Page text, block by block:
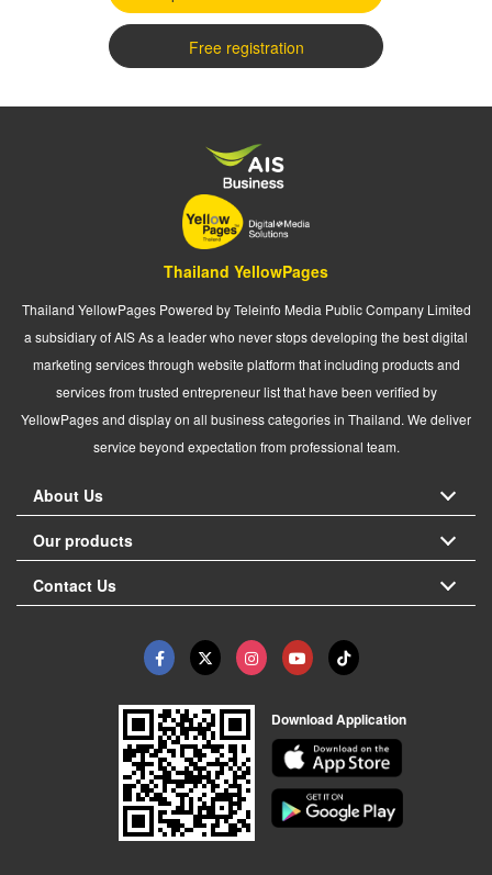
Free registration
Thailand YellowPages
Thailand YellowPages Powered by Teleinfo Media Public Company Limited
a subsidiary of AIS As a leader who never stops developing the best digital
marketing services through website platform that including products and
services from trusted entrepreneur list that have been verified by
YellowPages and display on all business categories in Thailand. We deliver
service beyond expectation from professional team.
About Us
Our products
Contact Us
Download Application